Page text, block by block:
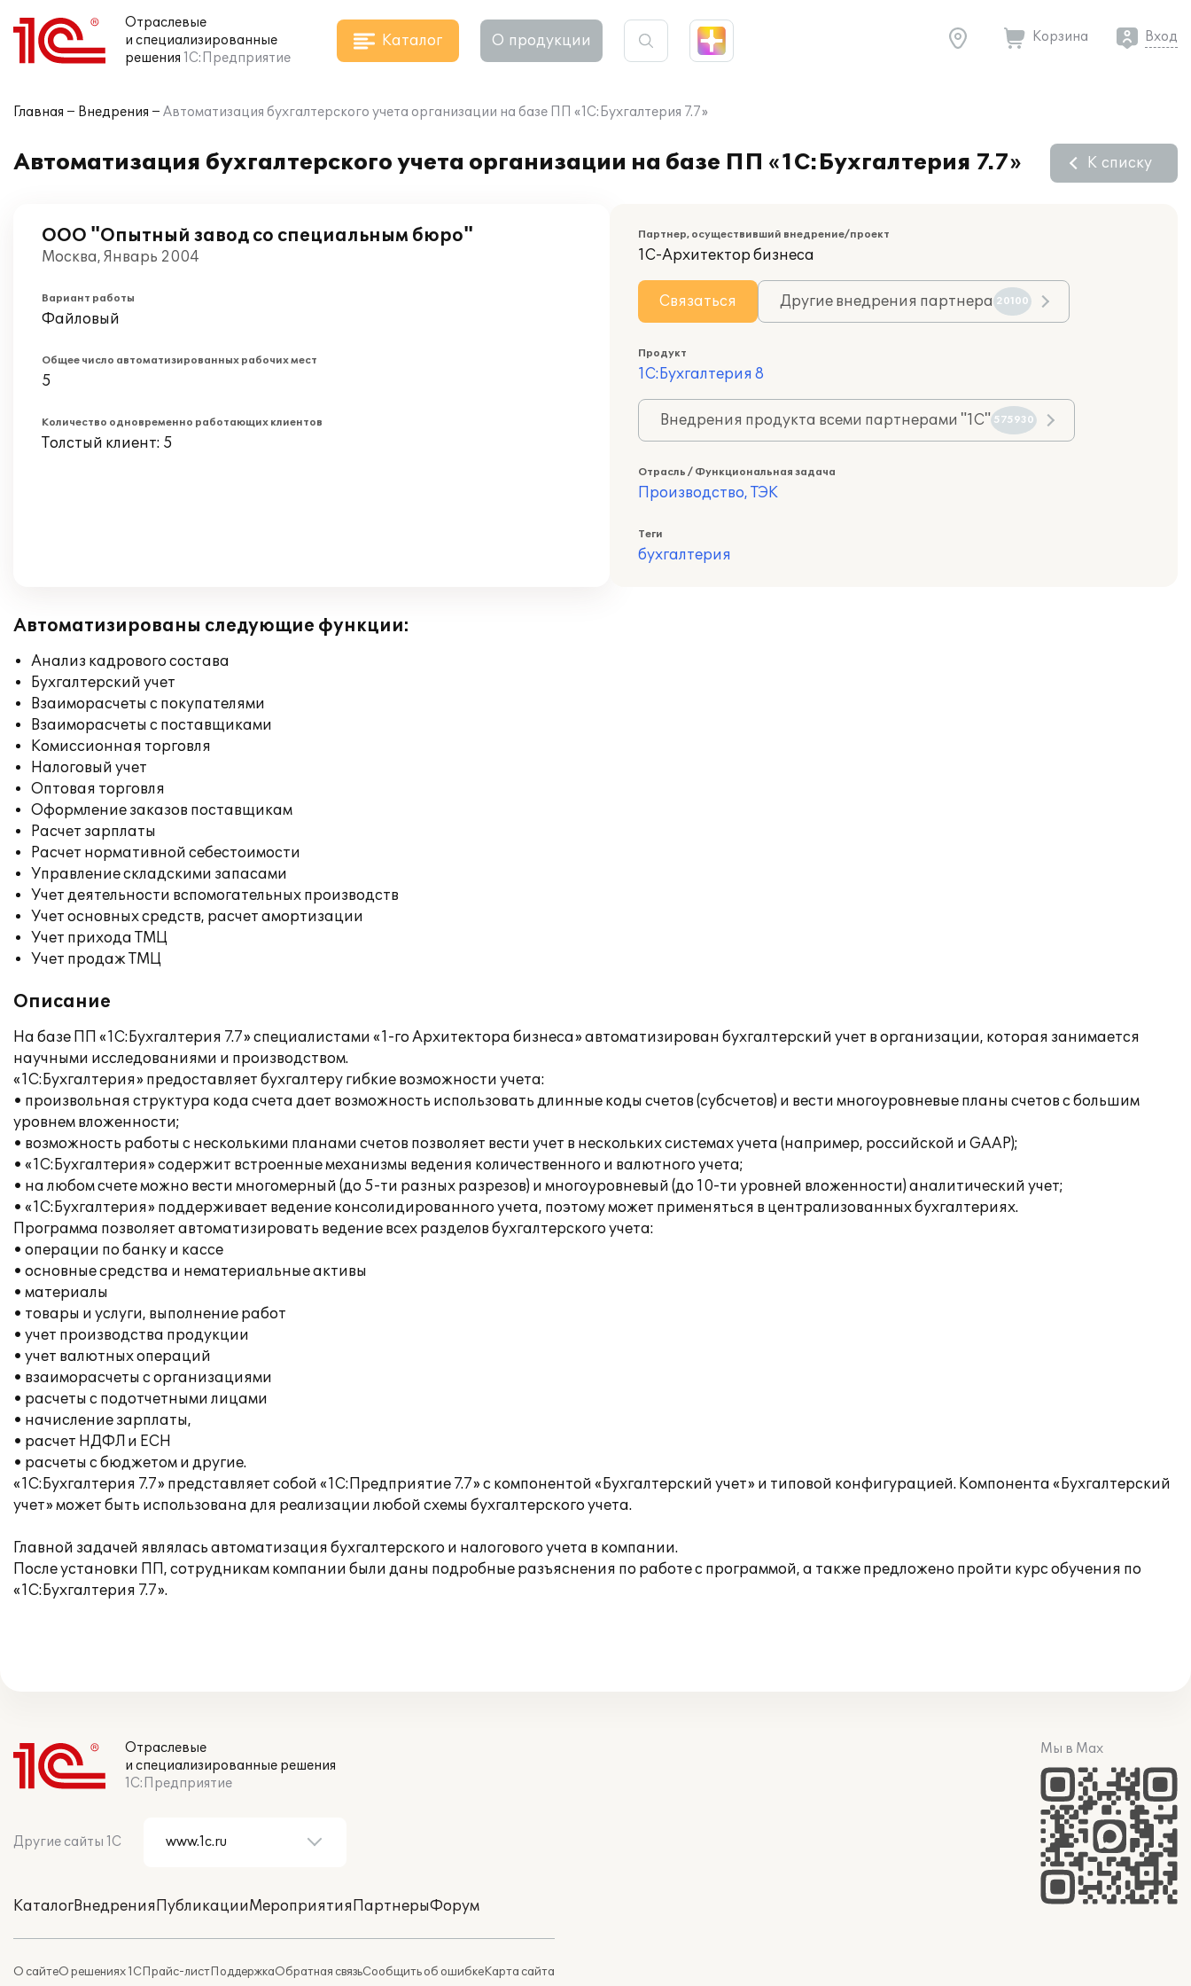
Отраслевые
и специализированные
решения 1С:Предприятие
Каталог О продукции Корзина Вход
Главная Внедрения Автоматизация бухгалтерского учета организации на базе ПП «1С:Бухгалтерия 7.7»
Автоматизация бухгалтерского учета организации на базе ПП «1С:Бухгалтерия 7.7» К списку
ООО "Опытный завод со специальным бюро"
Москва, Январь 2004
Вариант работы
Файловый
Общее число автоматизированных рабочих мест
5
Количество одновременно работающих клиентов
Толстый клиент: 5
Партнер, осуществивший внедрение/проект
1С-Архитектор бизнеса
Связаться Другие внедрения партнера 20100
Продукт
1С:Бухгалтерия 8
Внедрения продукта всеми партнерами "1С" 575930
Отрасль / Функциональная задача
Производство, ТЭК
Теги
бухгалтерия
Автоматизированы следующие функции:
Анализ кадрового состава
Бухгалтерский учет
Взаиморасчеты с покупателями
Взаиморасчеты с поставщиками
Комиссионная торговля
Налоговый учет
Оптовая торговля
Оформление заказов поставщикам
Расчет зарплаты
Расчет нормативной себестоимости
Управление складскими запасами
Учет деятельности вспомогательных производств
Учет основных средств, расчет амортизации
Учет прихода ТМЦ
Учет продаж ТМЦ
Описание
На базе ПП «1С:Бухгалтерия 7.7» специалистами «1-го Архитектора бизнеса» автоматизирован бухгалтерский учет в организации, которая занимается
научными исследованиями и производством.
«1С:Бухгалтерия» предоставляет бухгалтеру гибкие возможности учета:
• произвольная структура кода счета дает возможность использовать длинные коды счетов (субсчетов) и вести многоуровневые планы счетов с большим
уровнем вложенности;
• возможность работы с несколькими планами счетов позволяет вести учет в нескольких системах учета (например, российской и GAAP);
• «1С:Бухгалтерия» содержит встроенные механизмы ведения количественного и валютного учета;
• на любом счете можно вести многомерный (до 5-ти разных разрезов) и многоуровневый (до 10-ти уровней вложенности) аналитический учет;
• «1С:Бухгалтерия» поддерживает ведение консолидированного учета, поэтому может применяться в централизованных бухгалтериях.
Программа позволяет автоматизировать ведение всех разделов бухгалтерского учета:
• операции по банку и кассе
• основные средства и нематериальные активы
• материалы
• товары и услуги, выполнение работ
• учет производства продукции
• учет валютных операций
• взаиморасчеты с организациями
• расчеты с подотчетными лицами
• начисление зарплаты,
• расчет НДФЛ и ЕСН
• расчеты с бюджетом и другие.
«1С:Бухгалтерия 7.7» представляет собой «1С:Предприятие 7.7» с компонентой «Бухгалтерский учет» и типовой конфигурацией. Компонента «Бухгалтерский
учет» может быть использована для реализации любой схемы бухгалтерского учета.
Главной задачей являлась автоматизация бухгалтерского и налогового учета в компании.
После установки ПП, сотрудникам компании были даны подробные разъяснения по работе с программой, а также предложено пройти курс обучения по
«1С:Бухгалтерия 7.7».
Отраслевые
и специализированные решения
1С:Предприятие
Другие сайты 1С
КаталогВнедренияПубликацииМероприятияПартнерыФорум
О сайтеО решениях 1СПрайс-листПоддержкаОбратная связьСообщить об ошибкеКарта сайта
Мы в Max